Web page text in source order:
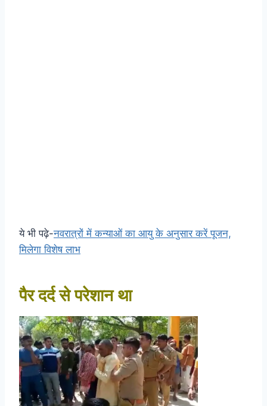
ये भी पढ़े-नवरात्रों में कन्याओं का आयु के अनुसार करें पूजन,
मिलेगा विशेष लाभ
पैर दर्द से परेशान था